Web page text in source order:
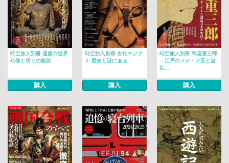
時空旅人別冊 運慶の世界
仏像と祈りの旅路
購入
時空旅人別冊 古代エジプ
ト 歴史と謎に迫る
購入
時空旅人別冊 蔦屋重三郎
－江戸のメディア王と波
乱...
購入